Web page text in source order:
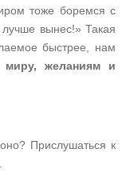
тоже боремся с
вынес!» Такая
быстрее, нам
желаниям и
Прислушаться к